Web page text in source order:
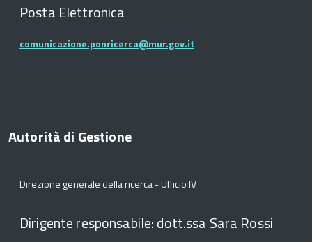
Posta Elettronica
comunicazione.ponricerca@mur.gov.it
Autorità di Gestione
Direzione generale della ricerca - Ufficio IV
Dirigente responsabile: dott.ssa Sara Rossi